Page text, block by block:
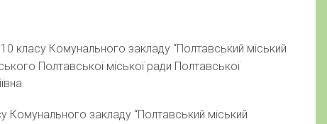
класу Комунального закладу “Полтавський міський
Полтавської міської ради Полтавської
Комунального закладу “Полтавський міський